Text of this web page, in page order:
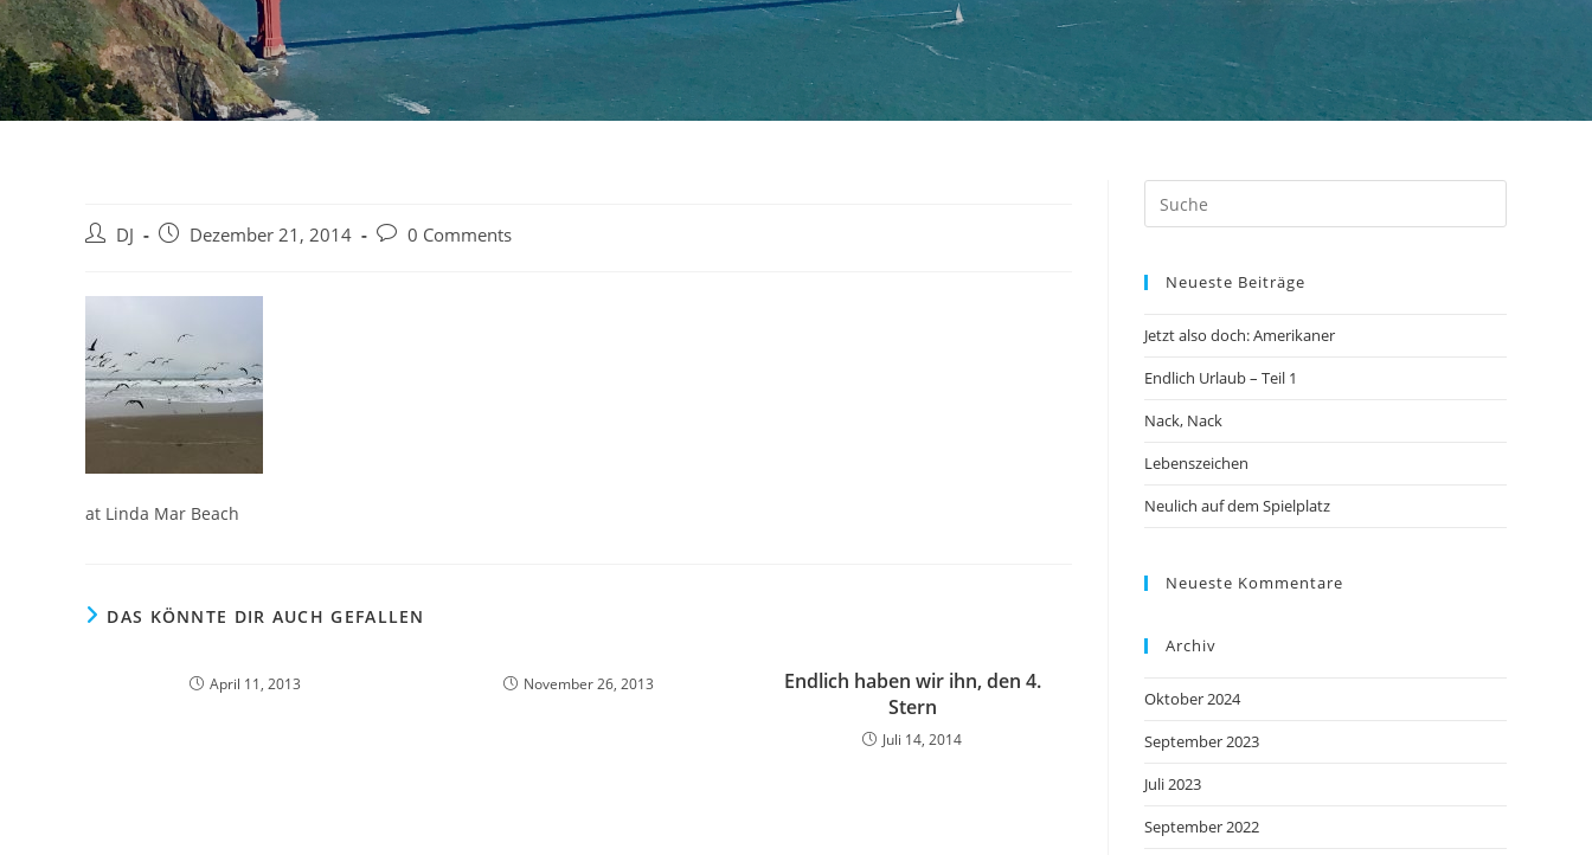
Beitrags-
DJ
BeitragDezember 21, 2014
Beitrags-
0 Comments
at Linda Mar Beach
DAS KÖNNTE DIR AUCH GEFALLEN
April 11, 2013 November 26, 2013
Endlich haben wir ihn, den 4.
Stern
Juli 14, 2014
Neueste Beiträge
Jetzt also doch: Amerikaner
Endlich Urlaub – Teil 1
Nack, Nack
Lebenszeichen
Neulich auf dem Spielplatz
Neueste Kommentare
Archiv
Oktober 2024
September 2023
Juli 2023
September 2022